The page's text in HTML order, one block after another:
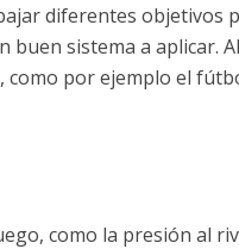
diferentes objetivos
sistema a aplicar.
por ejemplo el
como la presión al